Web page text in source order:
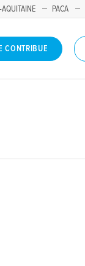
PACA
CONTRIBUE